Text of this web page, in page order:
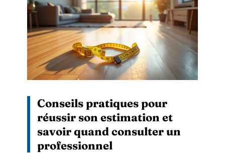
Conseils pratiques pour
réussir son estimation et
savoir quand consulter un
professionnel